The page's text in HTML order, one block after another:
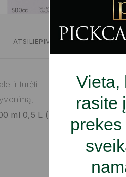
ATSILIEPIMAI
ir turėti
ml 0,5 L (24
Vieta,
rasite